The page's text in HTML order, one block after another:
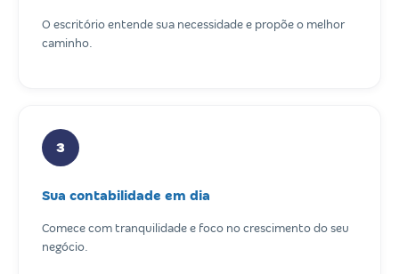
O escritório entende sua necessidade e propõe o melhor
caminho.
3
Sua contabilidade em dia
Comece com tranquilidade e foco no crescimento do seu
negócio.